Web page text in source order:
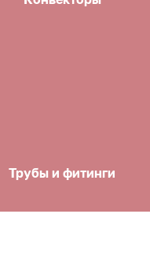
Трубы и фитинги